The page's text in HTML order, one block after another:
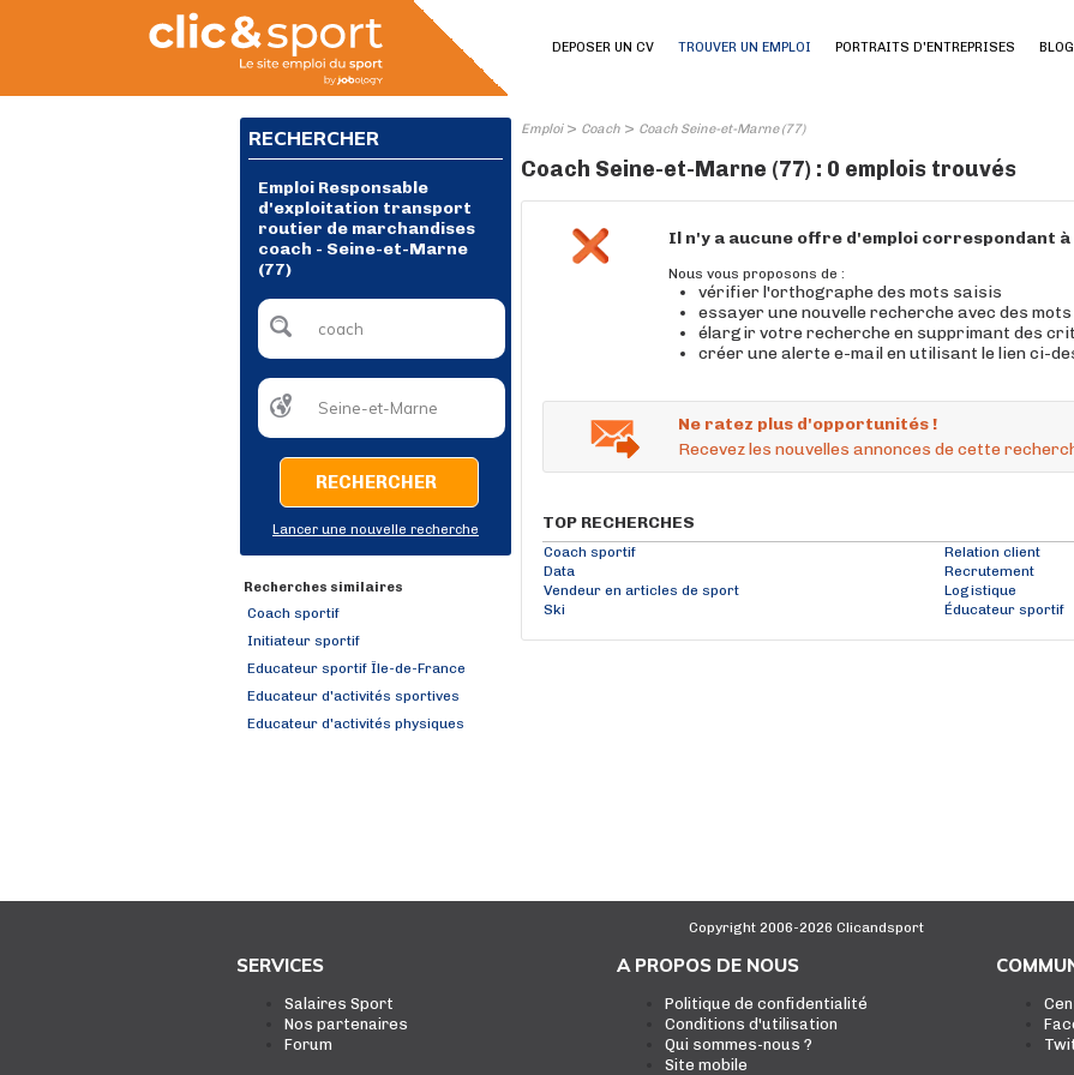
DEPOSER UN CV TROUVER UN EMPLOI PORTRAITS D'ENTREPRISES
RECHERCHER
Emploi Responsable
d'exploitation transport
routier de marchandises
coach - Seine-et-Marne
(77)
RECHERCHER
Lancer une nouvelle recherche
Recherches similaires
Coach sportif
Initiateur sportif
Educateur sportif Île-de-France
Educateur d'activités sportives
Educateur d'activités physiques
Emploi> Coach > Coach Seine-et-Marne (77)
Coach Seine-et-Marne (77) : 0 emplois trouvés
Il n'y a aucune offre d'emploi correspondant
Nous vous proposons de :
vérifier l'orthographe des mots saisis
essayer une nouvelle recherche avec des
élargir votre recherche en supprimant des
créer une alerte e-mail en utilisant le lien ci-
Ne ratez plus d'opportunités !
Recevez les nouvelles annonces de cette
TOP RECHERCHES
Coach sportif Relation client
Data
Recrutement
Vendeur en articles de sport
Logistique
Ski
Éducateur sportif
Copyright 2006-2026 Clicandsport
SERVICES
Salaires Sport
Nos partenaires
Forum
A PROPOS DE NOUS
Politique de confidentialité
Conditions d'utilisation
Qui sommes-nous ?
Site mobile